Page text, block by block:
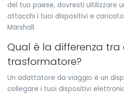
del tuo paese, dovresti ultilizzare
attacchi i tuoi dispositivi e
Marshall.
Qual è la differenza
trasformatore?
Un adattatore da viaggio è un
collegare i tuoi dispositivi